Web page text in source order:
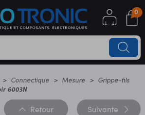
0
Connectique Mesure
Grippe-fils
6003N
Retour Suivante